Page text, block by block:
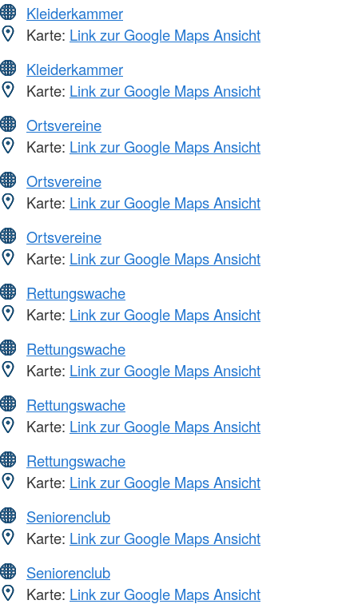
Kleiderkammer
Karte: Link zur Google Maps Ansicht
Kleiderkammer
Karte: Link zur Google Maps Ansicht
Ortsvereine
Karte: Link zur Google Maps Ansicht
Ortsvereine
Karte: Link zur Google Maps Ansicht
Ortsvereine
Karte: Link zur Google Maps Ansicht
Rettungswache
Karte: Link zur Google Maps Ansicht
Rettungswache
Karte: Link zur Google Maps Ansicht
Rettungswache
Karte: Link zur Google Maps Ansicht
Rettungswache
Karte: Link zur Google Maps Ansicht
Seniorenclub
Karte: Link zur Google Maps Ansicht
Seniorenclub
Karte: Link zur Google Maps Ansicht